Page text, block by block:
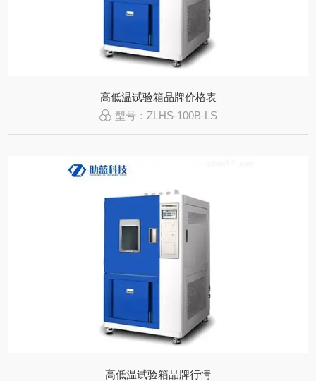
高低温试验箱品牌价格表
型号：ZLHS-100B-LS
高低温试验箱品牌行情